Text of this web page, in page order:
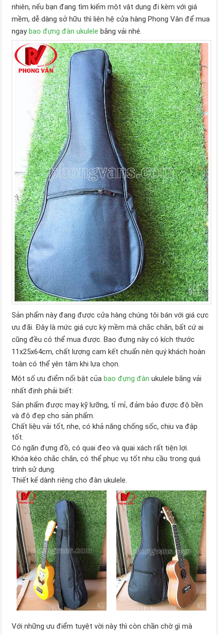
nhiên, nếu bạn đang tìm kiếm một vật dụng đi kèm với giá
mềm, dễ dàng sở hữu thì liên hệ cửa hàng Phong Vân để mua
ngaybao đựng đàn ukulele bằng vải nhé.
Sản phẩm này đang được cửa hàng chúng tôi bán với giá cực
ưu đãi. Đây là mức giá cực kỳ mềm mà chắc chắn, bất cứ ai
cũng đều có thể mua được. Bao đựng này có kích thước
11x25x64cm, chất lượng cam kết chuẩn nên quý khách hoàn
toàn có thể yên tâm khi lựa chọn.
Một số ưu điểm nổi bật của bao đựng đàn ukulele bằng vải
nhất định phải biết:
Sản phẩm được may kỹ lưỡng, tỉ mỉ, đảm bảo được độ bền
và độ đẹp cho sản phẩm.
Chất liệu vải tốt, nhẹ, có khả năng chống sốc, chịu va đập
tốt.
Có ngăn đựng đồ, có quai đeo và quai xách rất tiện lợi.
Khóa kéo chắc chắn, có thể phục vụ tốt nhu cầu trong quá
trình sử dụng.
Thiết kế dành riêng cho đàn ukulele.
Với những ưu điểm tuyệt vời này thì còn chần chờ gì mà